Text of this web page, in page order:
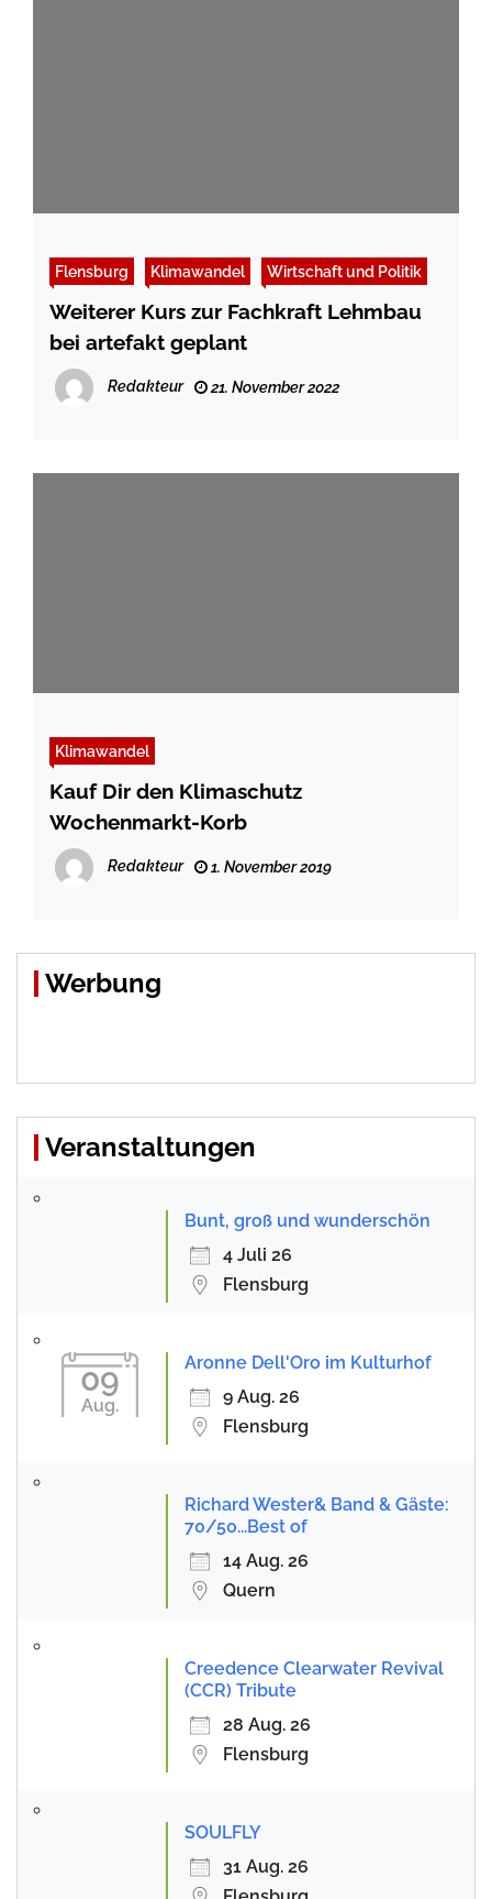
Flensburg Klimawandel Wirtschaft und Politik
Weiterer Kurs zur Fachkraft Lehmbau
bei artefakt geplant
Redakteur 21. November 2022
Klimawandel
Kauf Dir den Klimaschutz
Wochenmarkt-Korb
Redakteur 1. November 2019
Werbung
Veranstaltungen
Bunt, groß und wunderschön
4 Juli 26
Flensburg
09
Aug.
Aronne Dell'Oro im Kulturhof
9 Aug. 26
Flensburg
Richard Wester& Band & Gäste:
70/50...Best of
14 Aug. 26
Quern
Creedence Clearwater Revival
(CCR) Tribute
28 Aug. 26
Flensburg
SOULFLY
31 Aug. 26